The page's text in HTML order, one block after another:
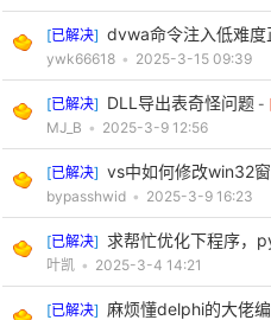
[已解决] dvwa命令注入低难度
ywk66618 • 2025-3-15 09:39
[已解决] DLL导出表奇怪问题 -
MJ_B • 2025-3-9 12:56
[已解决] vs中如何修改win32
bypasshwid • 2025-3-9 16:23
[已解决] 求帮忙优化下程序，
叶凯 • 2025-3-4 14:21
[已解决] 麻烦懂delphi的大佬